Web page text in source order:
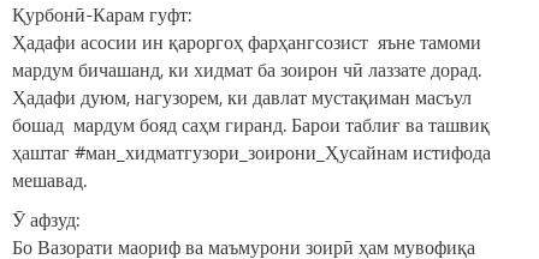
Қурбонӣ-Карам гуфт:
Ҳадафи асосии ин қароргоҳ фарҳангсозист яъне тамоми
мардум бичашанд, ки хидмат ба зоирон чӣ лаззате дорад.
Ҳадафи дуюм, нагузорем, ки давлат мустақиман масъул
бошад мардум бояд саҳм гиранд. Барои таблиғ ва ташвиқ
ҳаштаг #ман_хидматгузори_зоирони_Ҳусайнам истифода
мешавад.
Ӯ афзуд:
Бо Вазорати маориф ва маъмурони зоирӣ ҳам мувофиқа